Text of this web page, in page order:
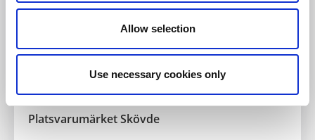
Allow selection
Use necessary cookies only
Platsvarumärket Skövde